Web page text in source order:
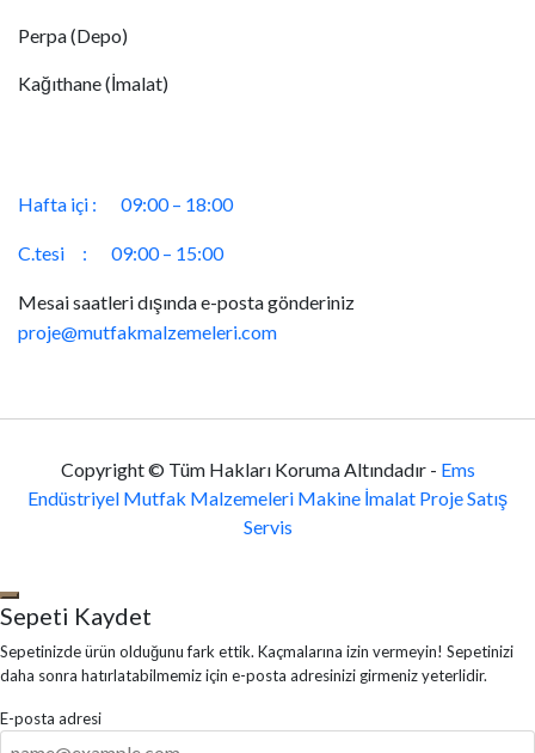
Perpa (Depo)
Kağıthane (İmalat)
Hafta içi : 09:00 – 18:00
C.tesi : 09:00 – 15:00
Mesai saatleri dışında e-posta gönderiniz
proje@mutfakmalzemeleri.com
Copyright © Tüm Hakları Koruma Altındadır - Ems
Endüstriyel Mutfak Malzemeleri Makine İmalat Proje Satış
Servis
Sepeti Kaydet
Sepetinizde ürün olduğunu fark ettik. Kaçmalarına izin vermeyin! Sepetinizi
daha sonra hatırlatabilmemiz için e-posta adresinizi girmeniz yeterlidir.
E-posta adresi